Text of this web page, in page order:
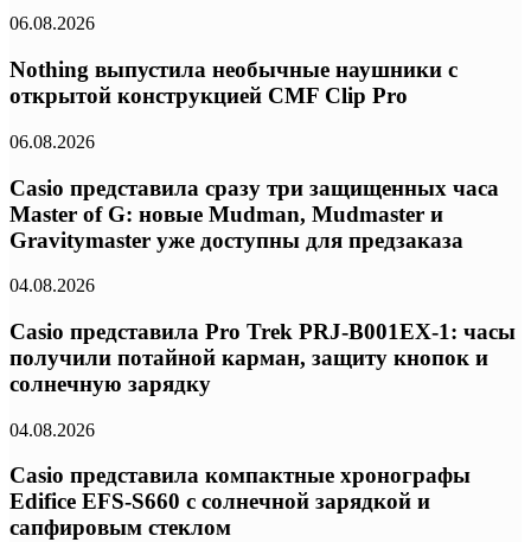
06.08.2026
Nothing выпустила необычные наушники с
открытой конструкцией CMF Clip Pro
06.08.2026
Casio представила сразу три защищенных часа
Master of G: новые Mudman, Mudmaster и
Gravitymaster уже доступны для предзаказа
04.08.2026
Casio представила Pro Trek PRJ-B001EX-1: часы
получили потайной карман, защиту кнопок и
солнечную зарядку
04.08.2026
Casio представила компактные хронографы
Edifice EFS-S660 с солнечной зарядкой и
сапфировым стеклом